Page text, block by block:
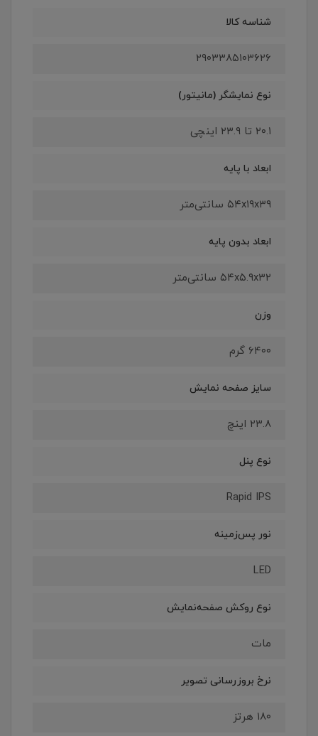
شناسه کالا
۲۹۰۳۳۸۵۱۰۳۶۲۶
نوع نمایشگر (مانیتور)
۲۰.۱ تا ۲۳.۹ اینچی
ابعاد با پایه
۵۴x۱۹x۳۹ سانتی‌متر
ابعاد بدون پایه
۵۴x۵.۹x۳۲ سانتی‌متر
وزن
۶۴۰۰ گرم
سایز صفحه نمایش
۲۳.۸ اینچ
نوع پنل
Rapid IPS
نور پس‌زمینه
LED
نوع روکش صفحه‌نمایش
مات
نرخ بروزرسانی تصویر
۱۸۰ هرتز